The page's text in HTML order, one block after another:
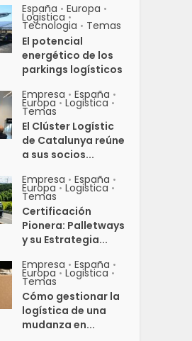
España • Europa •
Logistica •
Tecnologia • Temas
El potencial
energético de los
parkings logísticos
Empresa • España •
Europa • Logistica •
Temas
El Clúster Logístic
de Catalunya reúne
a sus socios...
Empresa • España •
Europa • Logistica •
Temas
Certificación
Pionera: Palletways
y su Estrategia...
Empresa • España •
Europa • Logistica •
Temas
Cómo gestionar la
logística de una
mudanza en...